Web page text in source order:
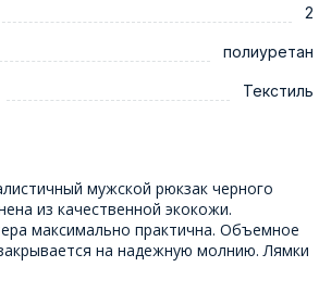
2
полиуретан
Текстиль
мужской рюкзак черного
из качественной экокожи.
максимально практична. Объемное
на надежную молнию. Лямки